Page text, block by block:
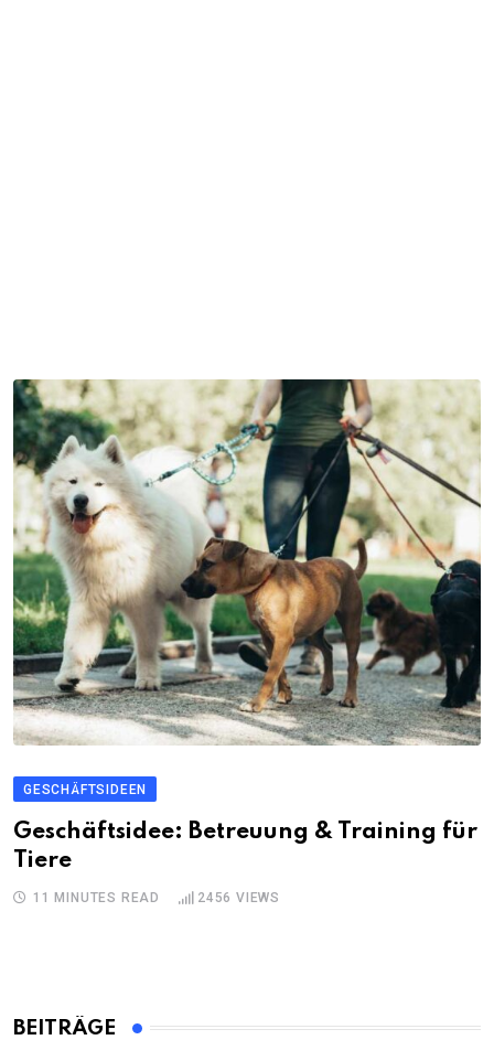
GESCHÄFTSIDEEN
Geschäftsidee: Betreuung & Training für
Tiere
11 MINUTES READ 2456 VIEWS
BEITRÄGE